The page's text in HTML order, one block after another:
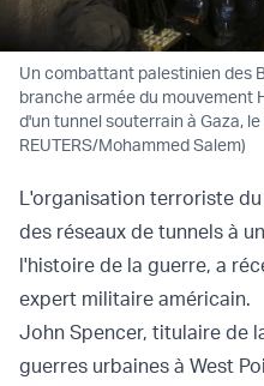
Un combattant palestinien des
branche armée du mouvement
d'un tunnel souterrain à Gaza,
REUTERS/Mohammed Salem)
L'organisation terroriste
des réseaux de tunnels à
l'histoire de la guerre, a
expert militaire américain.
John Spencer, titulaire de
guerres urbaines à West